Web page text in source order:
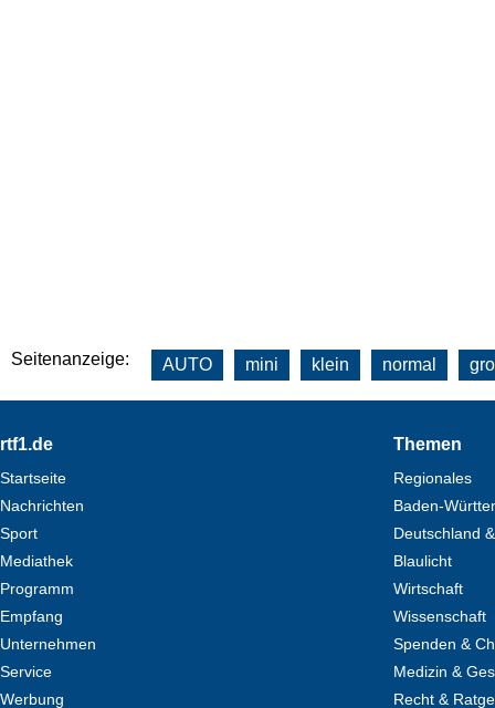
Seitenanzeige: AUTO mini klein normal
Footer
rtf1.de
Startseite
Nachrichten
Sport
Mediathek
Programm
Empfang
Unternehmen
Service
Werbung
Themen
Regionales
Baden-
Deutschland
Blaulicht
Wirtschaft
Wissenschaft
Spenden &
Medizin &
Recht &